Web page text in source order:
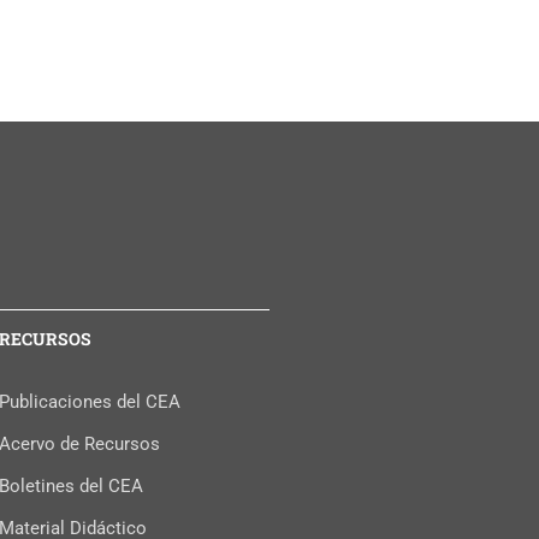
RECURSOS
Publicaciones del CEA
Acervo de Recursos
Boletines del CEA
Material Didáctico